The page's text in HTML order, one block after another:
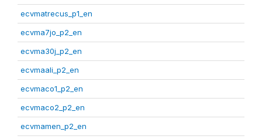
ecvmatrecus_p1_en
ecvma7jo_p2_en
ecvma30j_p2_en
ecvmaali_p2_en
ecvmaco1_p2_en
ecvmaco2_p2_en
ecvmamen_p2_en